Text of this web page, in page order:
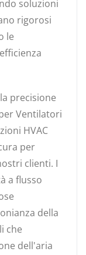
soluzioni
rigorosi
le
precisione
Ventilatori
HVAC
per
clienti. I
a flusso
della
che
dell'aria